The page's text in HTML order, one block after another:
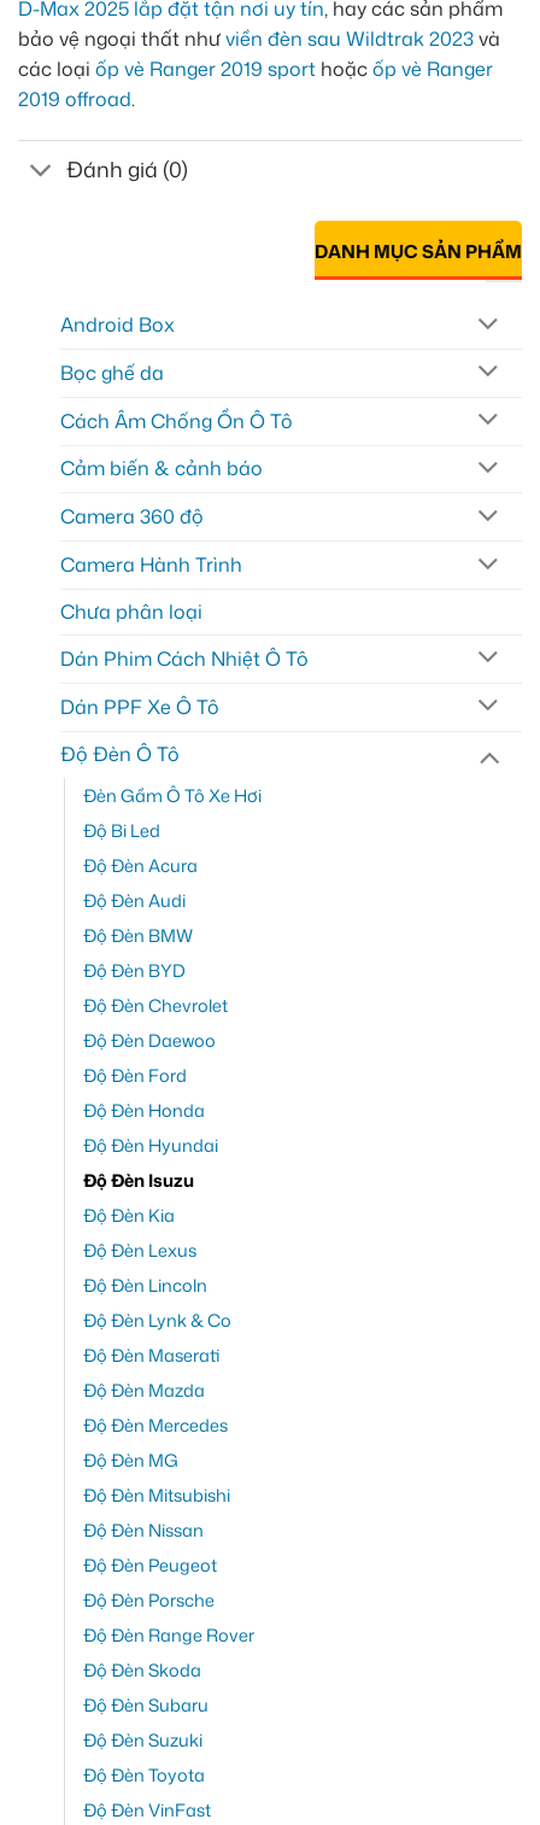
D-Max 2025 lắp đặt tận nơi uy tín, hay các sản phẩm
bảo vệ ngoại thất nhưviền đèn sau Wildtrak 2023và
các loại ốp vè Ranger 2019 sport hoặcốp vè Ranger
2019 offroad.
Đánh giá (0)
DANH MỤC SẢN PHẨM
Android Box
Bọc ghế da
Cách Âm Chống Ồn Ô Tô
Cảm biến & cảnh báo
Camera 360 độ
Camera Hành Trình
Chưa phân loại
Dán Phim Cách Nhiệt Ô Tô
Dán PPF Xe Ô Tô
Độ Đèn Ô Tô
Đèn Gầm Ô Tô Xe Hơi
Độ Bi Led
Độ Đèn Acura
Độ Đèn Audi
Độ Đèn BMW
Độ Đèn BYD
Độ Đèn Chevrolet
Độ Đèn Daewoo
Độ Đèn Ford
Độ Đèn Honda
Độ Đèn Hyundai
Độ Đèn Isuzu
Độ Đèn Kia
Độ Đèn Lexus
Độ Đèn Lincoln
Độ Đèn Lynk & Co
Độ Đèn Maserati
Độ Đèn Mazda
Độ Đèn Mercedes
Độ Đèn MG
Độ Đèn Mitsubishi
Độ Đèn Nissan
Độ Đèn Peugeot
Độ Đèn Porsche
Độ Đèn Range Rover
Độ Đèn Skoda
Độ Đèn Subaru
Độ Đèn Suzuki
Độ Đèn Toyota
Độ Đèn VinFast